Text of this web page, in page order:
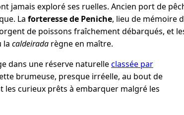
jamais exploré ses ruelles. Ancien port de
La forteresse de Peniche, lieu de mémoire
de poissons fraîchement débarqués, et
la caldeirada règne en maître.
dans une réserve naturelleclassée par
brumeuse, presque irréelle, au bout de
les curieux prêts à embarquer malgré les